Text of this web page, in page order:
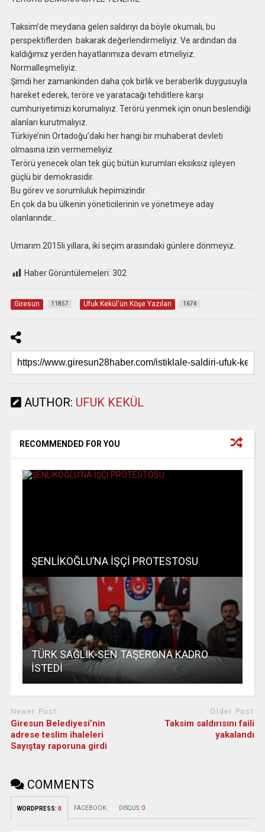
Taksim’de meydana gelen saldırıyı da böyle okumalı, bu
perspektiflerden bakarak değerlendirmeliyiz. Ve ardından da
kaldığımız yerden hayatlarımıza devam etmeliyiz.
Normalleşmeliyiz.
Şimdi her zamankinden daha çok birlik ve beraberlik duygusuyla
hareket ederek, teröre ve yaratacağı tehditlere karşı
cumhuriyetimizi korumalıyız. Terörü yenmek için onun beslendiği
alanları kurutmalıyız.
Türkiye’nin Ortadoğu’daki her hangi bir muhaberat devleti
olmasına izin vermemeliyiz.
Terörü yenecek olan tek güç bütün kurumları eksiksiz işleyen
güçlü bir demokrasidir.
Bu görev ve sorumluluk hepimizindir.
En çok da bu ülkenin yöneticilerinin ve yönetmeye aday
olanlarındır…
Umarım 2015li yıllara, iki seçim arasındaki günlere dönmeyiz.
Haber Görüntülemeleri: 302
Giresun 11857 Ufuk Kekül'ün Köşe Yazıları 1674
AUTHOR: UFUK KEKÜL
RECOMMENDED FOR YOU
ŞENLİKOĞLU’NA İŞÇİ PROTESTOSU
TÜRK SAĞLIK-SEN TAŞERONA KADRO
İSTEDİ
Newer Post
Giresun Belediyesi’nin
adrese teslim ihaleleri
Sayıştay raporuna girdi
Older Post
Taksim saldırısını faili
yakalandı
COMMENTS
WORDPRESS: 0 FACEBOOK: DISQUS: 0